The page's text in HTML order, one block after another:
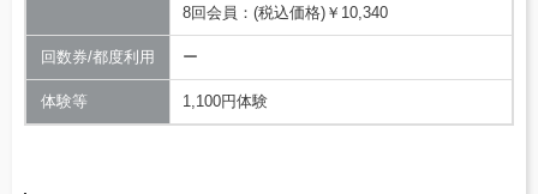
8回会員：(税込価格)￥10,340
回数券/都度利用 ー
体験等 1,100円体験